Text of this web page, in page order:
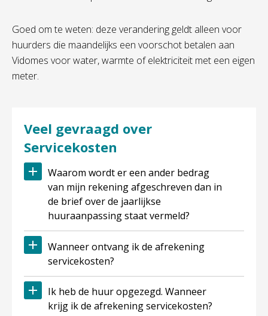
Goed om te weten: deze verandering geldt alleen voor
huurders die maandelijks een voorschot betalen aan
Vidomes voor water, warmte of elektriciteit met een eigen
meter.
Veel gevraagd over
Servicekosten
Waarom wordt er een ander bedrag
van mijn rekening afgeschreven dan in
de brief over de jaarlijkse
huuraanpassing staat vermeld?
Wanneer ontvang ik de afrekening
servicekosten?
Ik heb de huur opgezegd. Wanneer
krijg ik de afrekening servicekosten?